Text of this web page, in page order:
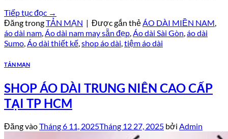
Tiếp tục đọc →
Đăng trongTẢN MẠN | Được gắn thẻÁO DÀI MIỀN NAM,
áo dài nam,Áo dài nam may sẵn đẹp,Áo dài Sài Gòn,áo dài
Sumo,Áo dài thiết kế,shop áo dài,tiệm áo dài
TẢN MẠN
SHOP ÁO DÀI TRUNG NIÊN CAO CẤP
TẠI TP HCM
Đăng vàoTháng 6 11, 2025Tháng 12 27, 2025 bởi Admin